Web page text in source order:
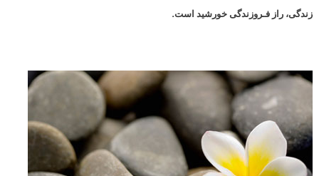
زندگی، راز فـروزندگی خورشید است.